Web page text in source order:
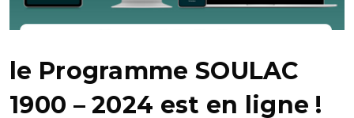
le Programme SOULAC
1900 – 2024 est en ligne !